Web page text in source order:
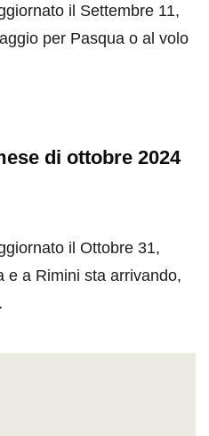
il Settembre 11,
per Pasqua o al volo
di ottobre 2024
il Ottobre 31,
e a Rimini sta arrivando,